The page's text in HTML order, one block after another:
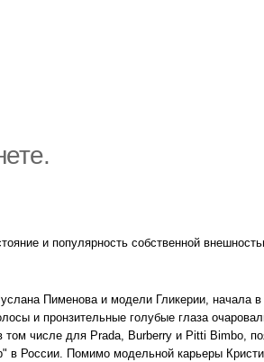
и популярность собственной
Пименова и модели Гликерии, начала в
и пронзительные голубые глаза
числе для Prada, Burberry и Pitti Bimbo,
в России. Помимо модельной карьеры